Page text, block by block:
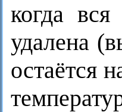
когда
удалена
остаётся